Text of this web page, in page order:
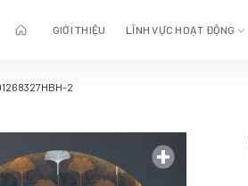
GIỚI THIỆU LĨNH VỰC HOẠT ĐỘNG
2